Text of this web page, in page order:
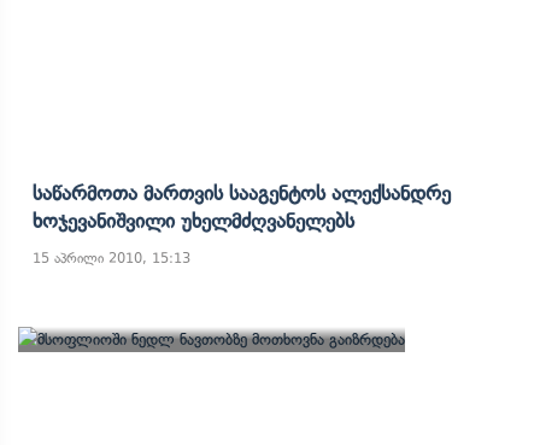
Საწარმოთა Მართვის Სააგენტოს Ალექსანდრე
Ხოჯევანიშვილი Უხელმძღვანელებს
15 აპრილი 2010, 15:13